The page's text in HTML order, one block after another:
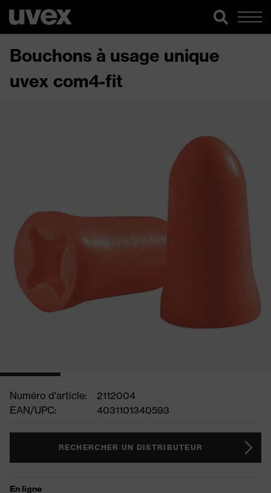
Bouchons à usage unique
uvex com4-fit
Numéro d'article:
2112004
EAN/UPC:
4031101340593
RECHERCHER UN DISTRIBUTEUR